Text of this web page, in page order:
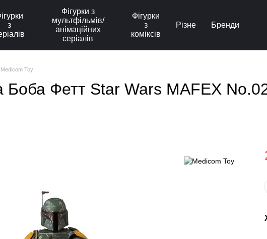
з
Фігурки з
мультфільмів/
анімаційних
серіалів
Фігурки
з
коміксів
Різне Бренди
Medicom Toy
Боба Фетт Star Wars MAFEX